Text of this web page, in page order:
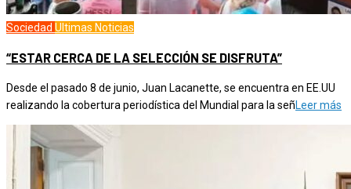
Sociedad Ultimas Noticias
“ESTAR CERCA DE LA SELECCIÓN SE DISFRUTA”
Desde el pasado 8 de junio, Juan Lacanette, se encuentra en EE.UU
realizando la cobertura periodística del Mundial para la señLeer más